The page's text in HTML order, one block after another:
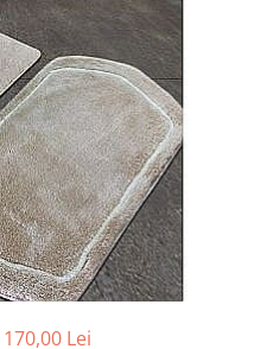
170,00 Lei